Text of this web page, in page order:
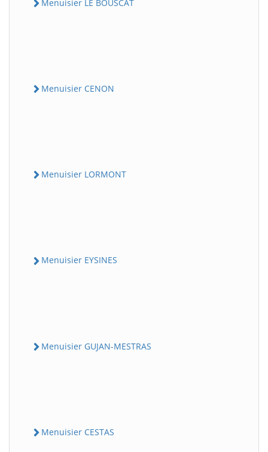
Menuisier LE BOUSCAT
Menuisier CENON
Menuisier LORMONT
Menuisier EYSINES
Menuisier GUJAN-MESTRAS
Menuisier CESTAS